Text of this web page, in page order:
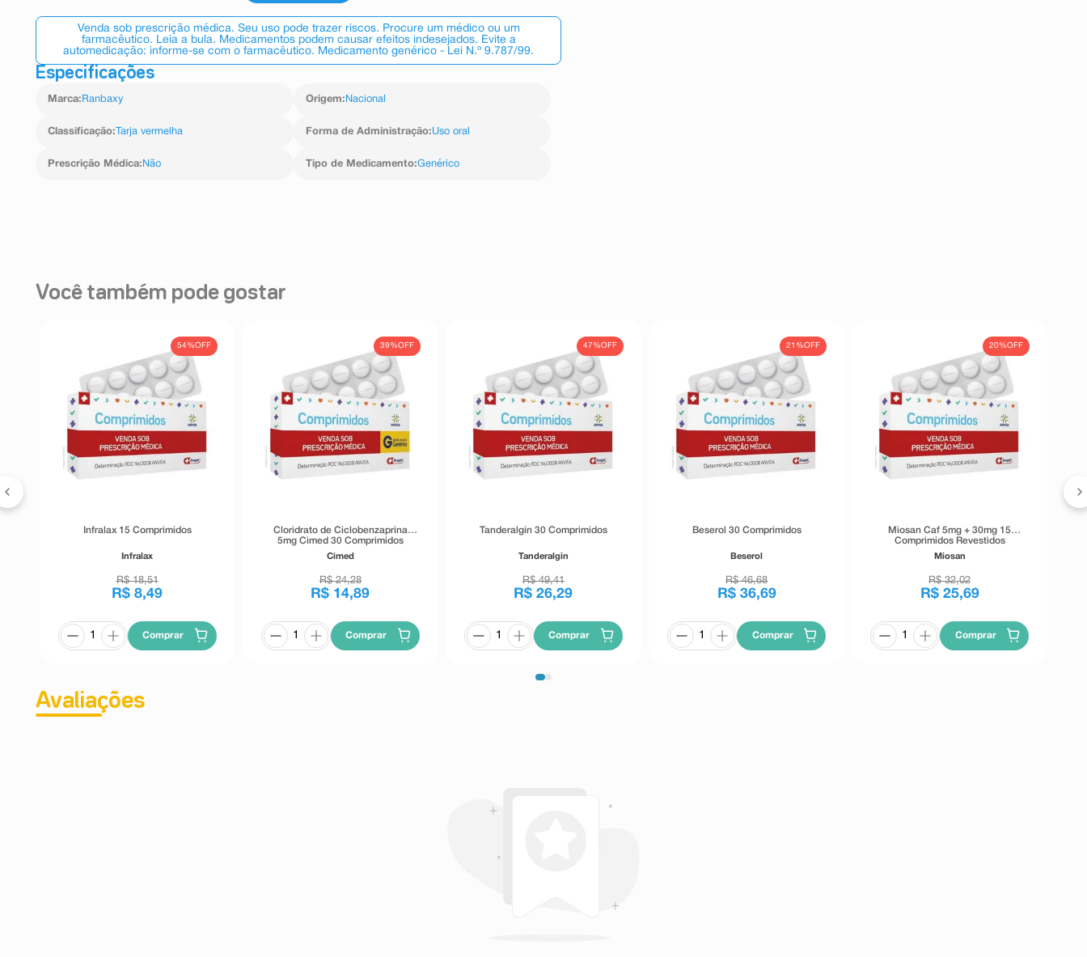
Venda sob prescrição médica. Seu uso pode trazer riscos. Procure um médico ou um
farmacêutico. Leia a bula. Medicamentos podem causar efeitos indesejados. Evite a
automedicação: informe-se com o farmacêutico. Medicamento genérico - Lei N.º 9.787/99.
Especificações
Marca: Ranbaxy Origem: Nacional
Classificação: Tarja vermelha Forma de Administração:Uso oral
Prescrição Médica: Não Tipo de Medicamento:Genérico
Você também pode gostar
54%OFF
Infralax 15 Comprimidos
Infralax
R$ 18,51
R$ 8,49
Comprar
39%OFF
Cloridrato de Ciclobenzaprina
5mg Cimed 30 Comprimidos
Revestidos
Cimed
R$ 24,28
R$ 14,89
Comprar
47%OFF
Tanderalgin 30 Comprimidos
Tanderalgin
R$ 49,41
R$ 26,29
Comprar
21%OFF
Beserol 30 Comprimidos
Beserol
R$ 46,68
R$ 36,69
Comprar
20%OFF
Miosan Caf 5mg + 30mg 15
Comprimidos Revestidos
Miosan
R$ 32,02
R$ 25,69
Comprar
Avaliações